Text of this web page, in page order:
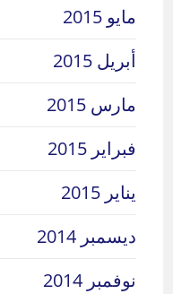
مايو 2015
أبريل 2015
مارس 2015
فبراير 2015
يناير 2015
ديسمبر 2014
نوفمبر 2014